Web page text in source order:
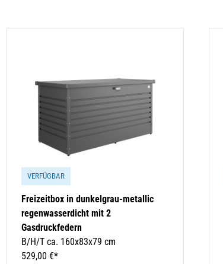
VERFÜGBAR
Freizeitbox in dunkelgrau-metallic
regenwasserdicht mit 2
Gasdruckfedern
B/H/T ca. 160x83x79 cm
529,00 €*